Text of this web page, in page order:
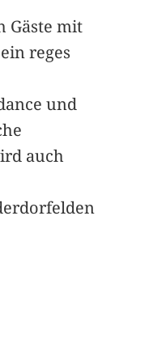
Gäste mit
reges
und
auch